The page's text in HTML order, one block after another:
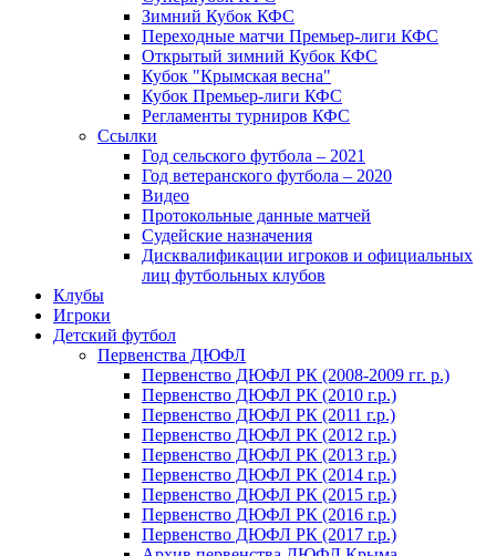
Зимний Кубок КФС
Переходные матчи Премьер-лиги КФС
Открытый зимний Кубок КФС
Кубок "Крымская весна"
Кубок Премьер-лиги КФС
Регламенты турниров КФС
Ссылки
Год сельского футбола – 2021
Год ветеранского футбола – 2020
Видео
Протокольные данные матчей
Судейские назначения
Дисквалификации игроков и официальных
лиц футбольных клубов
Клубы
Игроки
Детский футбол
Первенства ДЮФЛ
Первенство ДЮФЛ РК (2008-2009 гг. р.)
Первенство ДЮФЛ РК (2010 г.р.)
Первенство ДЮФЛ РК (2011 г.р.)
Первенство ДЮФЛ РК (2012 г.р.)
Первенство ДЮФЛ РК (2013 г.р.)
Первенство ДЮФЛ РК (2014 г.р.)
Первенство ДЮФЛ РК (2015 г.р.)
Первенство ДЮФЛ РК (2016 г.р.)
Первенство ДЮФЛ РК (2017 г.р.)